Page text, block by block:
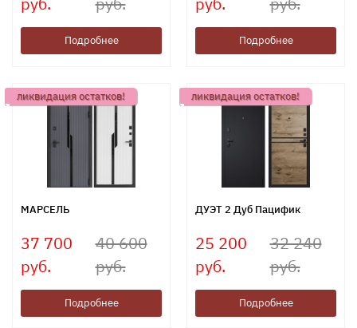
Подробнее Подробнее
ликвидация остатков!
МАРСЕЛЬ
37 700
руб.
40 600
руб.
Подробнее
ликвидация остатков!
ДУЭТ 2 Дуб Пацифик
25 200
руб.
32 240
руб.
Подробнее